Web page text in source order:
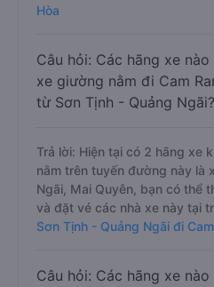
Hòa
Câu hỏi: Các hãng xe
xe giường nằm đi Cam
từ Sơn Tịnh - Quảng Ngãi?
Trả lời: Hiện tại có 2 hãng xe
nằm trên tuyến đường này là
Ngãi, Mai Quyên, bạn có thể
và đặt vé các nhà xe này tại
Sơn Tịnh - Quảng Ngãi đi
Câu hỏi: Các hãng xe